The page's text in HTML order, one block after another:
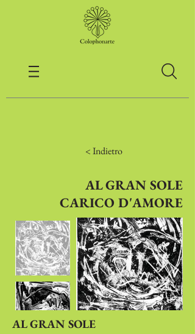
< Indietro
AL GRAN SOLE
CARICO D'AMORE
AL GRAN SOLE